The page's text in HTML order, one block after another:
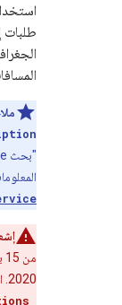
طلبات
2020. استخدِم مصفوفة